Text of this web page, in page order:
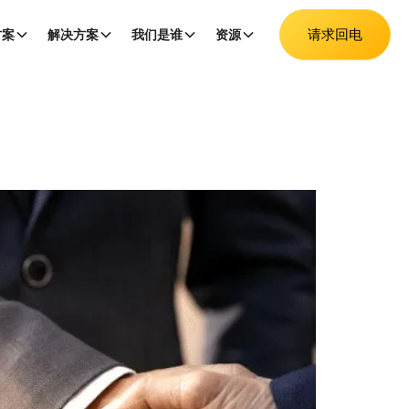
解决方案 我们是谁 资源 请求回电